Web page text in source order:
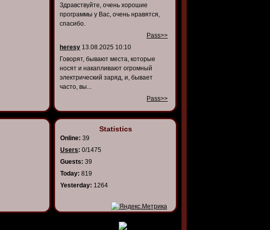
Здравствуйте, очень хорошие
программы у Вас, очень нравятся,
спасибо.
Pass>>
heresy 13.08.2025 10:10
Говорят, бывают места, которые
носят и накапливают огромный
электрический заряд, и, бывает
часто, вы...
Pass>>
Statistics
Online: 39
Users: 0/1475
Guests: 39
Today: 819
Yesterday: 1264